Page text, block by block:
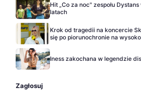
Hit „Co za noc" zespołu
latach
Krok od tragedii na koncercie
się po piorunochronie na
Iness zakochana w legendzie
Zagłosuj